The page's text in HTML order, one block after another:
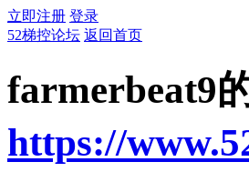
立即注册 登录
52梯控论坛 返回首页
farmerbeat9
https://